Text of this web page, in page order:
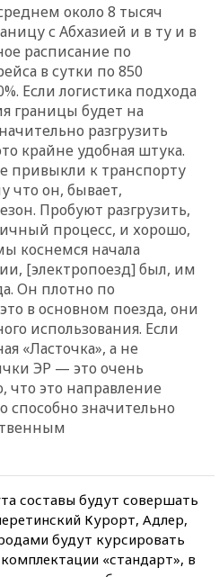
около 8 тысяч
с Абхазией и в ту и в
расписание по
в сутки по 850
Если логистика подхода
границы будет на
разгрузить
крайне удобная штука.
привыкли к транспорту
что он, бывает,
Пробуют разгрузить,
процесс, и хорошо,
коснемся начала
[электропоезд] был, им
Он плотно по
в основном поезда, они
использования. Если
«Ласточка», а не
ЭР — это очень
это направление
способно значительно
составы будут совершать
Курорт, Адлер,
будут курсировать
«стандарт», в